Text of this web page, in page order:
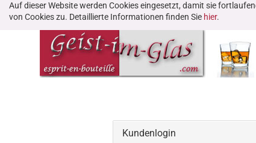
Auf dieser Website werden Cookies eingesetzt, damit sie
von Cookies zu. Detaillierte Informationen finden Sie hier.
Kundenlogin